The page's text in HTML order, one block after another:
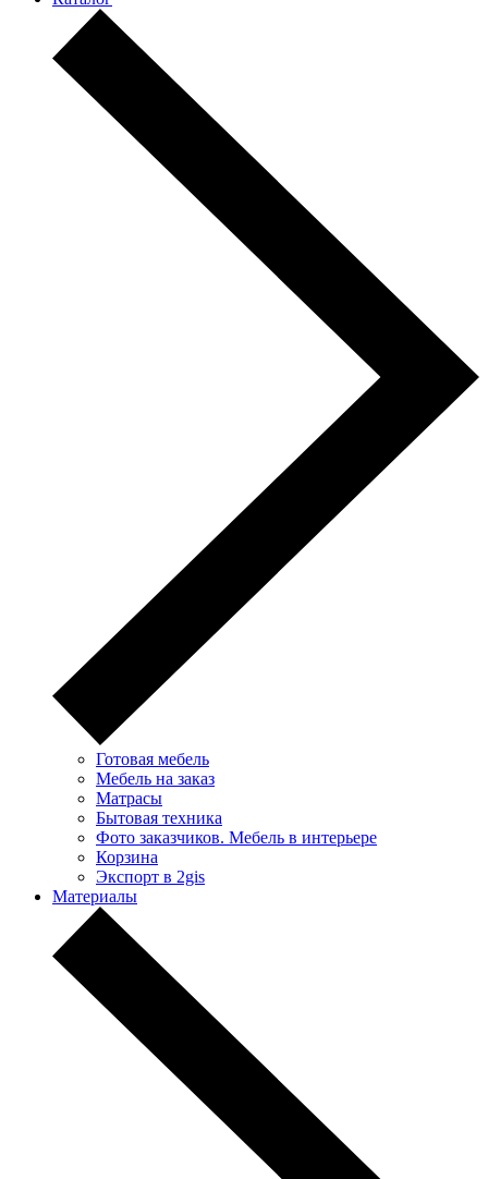
Готовая мебель
Мебель на заказ
Матрасы
Бытовая техника
Фото заказчиков. Мебель в интерьере
Корзина
Экспорт в 2gis
Материалы